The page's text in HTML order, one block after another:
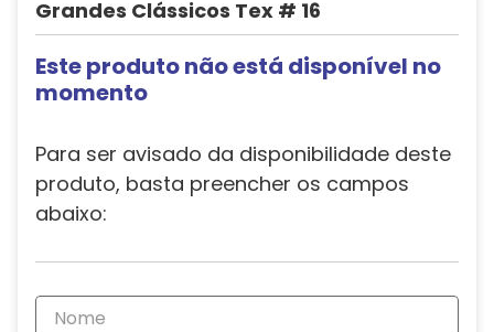
Grandes Clássicos Tex # 16
Este produto não está disponível no
momento
Para ser avisado da disponibilidade deste
produto, basta preencher os campos
abaixo: